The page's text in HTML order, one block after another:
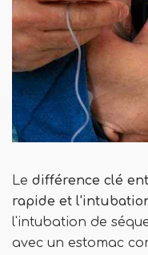
Le différence clé
rapide et
l'intubation de
avec un estomac